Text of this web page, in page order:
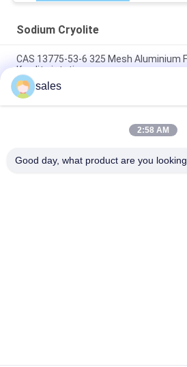
Sodium Cryolite
CAS 13775-53-6 325 Mesh Aluminium
Kryolit sintetis
Lebih dari 1000 Mesh Sodium Cryolite
Industri
Berat Molekuler 209.94 Sodium
sales
2:58 AM
Good day, what product are you